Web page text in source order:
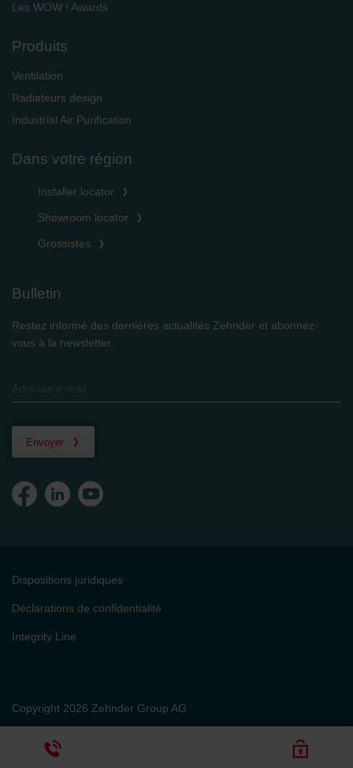
Les WOW ! Awards
Produits
Ventilation
Radiateurs design
Industrial Air Purification
Dans votre région
Installer locator
Showroom locator
Grossistes
Bulletin
Restez informé des dernières actualités Zehnder et abonnez-
vous à la newsletter.
Envoyer
Copyright 2026 Zehnder Group AG
Dispositions juridiques
Déclarations de confidentialité
Integrity Line